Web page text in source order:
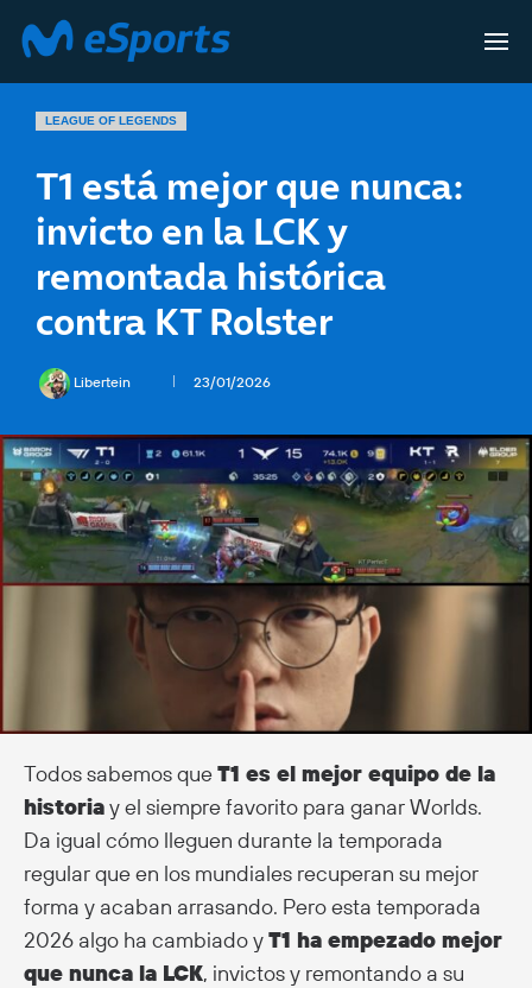
LEAGUE OF LEGENDS
T1 está mejor que nunca:
invicto en la LCK y
remontada histórica
contra KT Rolster
Libertein 23/01/2026
Todos sabemos queT1 es el mejor equipo de la
historiay el siempre favorito para ganar Worlds.
Da igual cómo lleguen durante la temporada
regular que en los mundiales recuperan su mejor
forma y acaban arrasando. Pero esta temporada
2026 algo ha cambiado yT1 ha empezado mejor
que nunca la LCK, invictos y remontando a su